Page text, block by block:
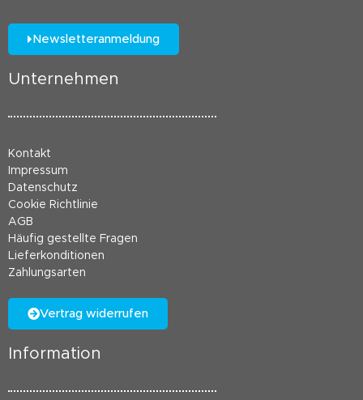
Newsletteranmeldung
Unternehmen
Kontakt
Impressum
Datenschutz
Cookie Richtlinie
AGB
Häufig gestellte Fragen
Lieferkonditionen
Zahlungsarten
Vertrag widerrufen
Information